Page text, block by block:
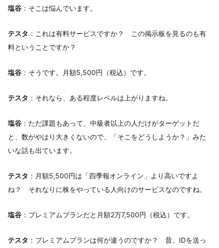
塩谷 ：そこは悩んでいます。
テスタ ：これは有料サービスですか？ この掲示板を見るのも有
料ということですか？
塩谷 ：そうです。月額5,500円（税込）です。
テスタ ：それなら、ある程度レベルは上がりますね。
塩谷 ：ただ課題もあって、中級者以上の人だけがターゲットだ
と、数がやはり大きくないので、「そこをどうしようか？」みた
いな話も出ています。
テスタ ：月額5,500円は「四季報オンライン」より高いですよ
ね？ それなりに株をやっている人向けのサービスなのですね。
塩谷 ：プレミアムプランだと月額2万7,500円（税込）です。
テスタ ：プレミアムプランは何が違うのですか？ 昔、IDを送っ